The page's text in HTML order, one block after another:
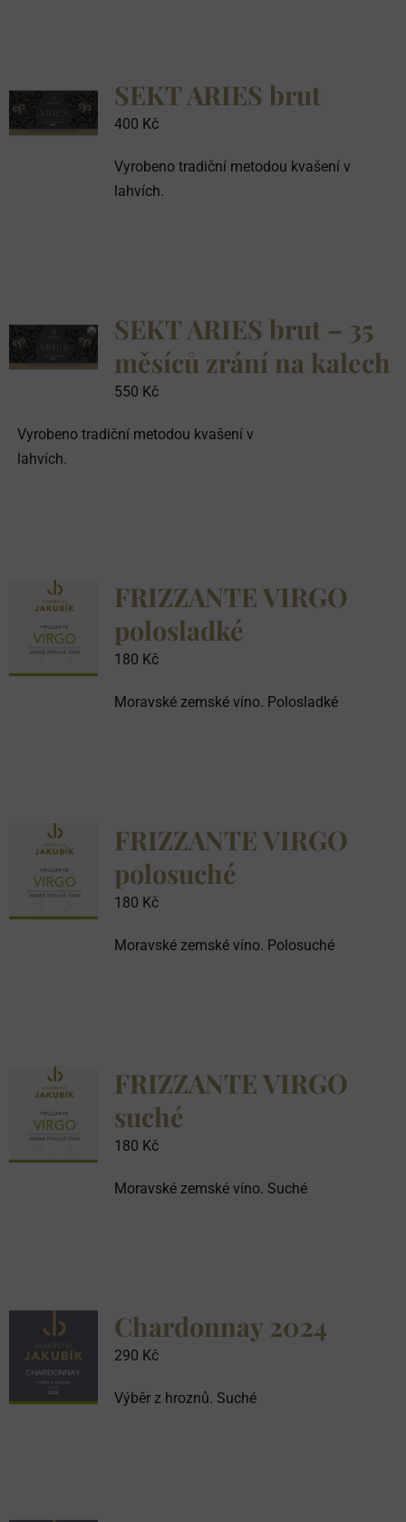
SEKT ARIES brut
400 Kč
Vyrobeno tradiční metodou kvašení v
lahvích.
SEKT ARIES brut – 35
měsíců zrání na kalech
550 Kč
Vyrobeno tradiční metodou kvašení v
lahvích.
FRIZZANTE VIRGO
polosladké
180 Kč
Moravské zemské víno. Polosladké
FRIZZANTE VIRGO
polosuché
180 Kč
Moravské zemské víno. Polosuché
FRIZZANTE VIRGO
suché
180 Kč
Moravské zemské víno. Suché
Chardonnay 2024
290 Kč
Výběr z hroznů. Suché